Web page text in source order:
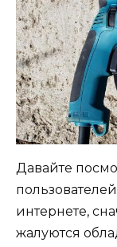
Давайте
интернете,
жалуются